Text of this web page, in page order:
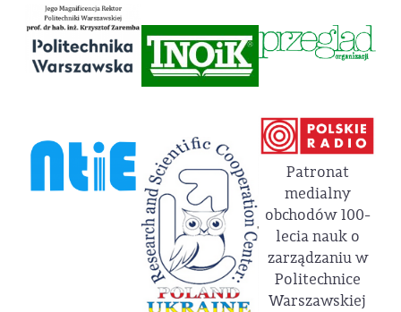
Patronat
medialny
obchodów 100-
lecia nauk o
zarządzaniu w
Politechnice
Warszawskiej